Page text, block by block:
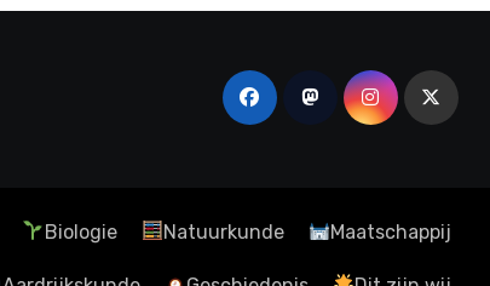
Biologie Natuurkunde Maatschappij